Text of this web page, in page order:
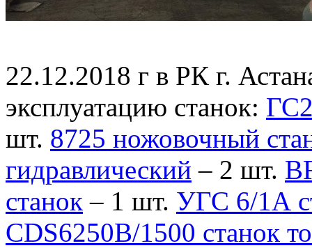
22.12.2018 г в РК г.
эксплуатацию станок:
шт. 8725 ножовочный
гидравлический – 2 шт.
станок – 1 шт. УГС 6/1А
CDS6250B/1500 станок